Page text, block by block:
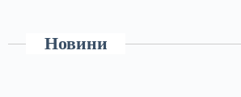
Новини